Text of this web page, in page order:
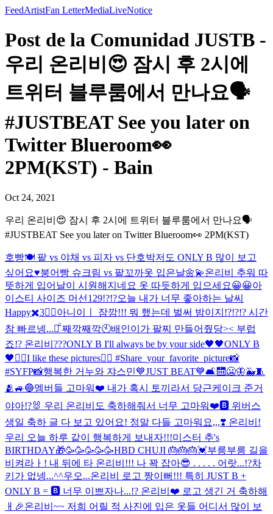
FeedArtistFan LetterMediaLiveNotice
Post de la Comunidad JUSTB -
우리 온리비😍 잠시 후 2시에
트위터 블루룸에서 만나요🗣
#JUSTBEAT See you later on
Twitter Blueroom👀
2PM(KST) - Bain
Oct 24, 2021
우리 온리비😍 잠시 후 2시에 트위터 블루룸에서 만나요🗣
#JUSTBEAT See you later on Twitter Blueroom👀 2PM(KST)
호빵🍽 팥 vs 야채 vs 피자 vs 단호박저도 ONLY B 많이 보고
싶어요♥️붕어빵 슈크림 vs 팥꼬까옷 입은날🌼💫온리비 추워 따
뜻하게 입어 날이 시원해지네요 옷 따듯하게 입으세요😀😀아
이스티 사이즈 머선129!?!?오늘 내가 너무 좋아하는 날씨
Happy✖️3❤️‍🔥아니이ㅣ 잠깜!!! 뭐 했는데 벌써 밤이지!?!?!? 시간
참 빠르넹...ㅠ̑̈ 째깍째깍🕙배인이가 팔찌 만들어줬당>< 부럽
죠!? 온리비???ONLY B I'll always be by your side🖤🖤ONLY B
🖤 ❤️‍🔥I like these pictures❤️‍🔥 #Share_your_favorite_picture📸
#SYFP📸행복한 거누와 쟈스민💙JUST BEAT💙🛋🛗🥶🦋🐳🧵
🫂🚙🔵멤버들 고마워❤️ 내가 혹시 토끼라서 당근케이크 준거
야아!?🐰 우리 온리비도 축하해줘서 너무 고마워❤️🅱️ 위버스
생일 축하 글 다 보고 있어요! 정말 다들 고마워요,,,❣️ 온리비!
우리 오늘 하루 같이 행복하게 보내자!!!미스터 추's
BIRTHDAY🎁🥳🥳🥳🥳🥳HBD CHUJI 🎂🎂🎂💓부릉부릉 길을
비켜라ㅏ! 내 뒤에 타 온리비!!! 나 꽉 잡아😎 . . . . . 어랏...!?차
키가 없넹...^^우오...온리비 로고 짱이뻐!!! 특히 JUST B +
ONLY B = 🅱️ 너무 이쁘자나...!? 온리비❤️ 로고 생긴 거 축하해
ㅐ🎉온리비~~ 저희 어릴 적 사진에 입은 옷들 어디서 많이 보